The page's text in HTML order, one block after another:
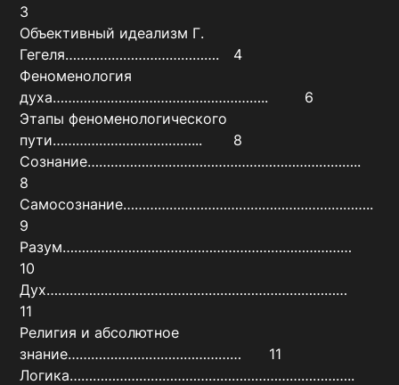
3
Объективный идеализм Г.
Гегеля………………………………….	4
Феноменология
духа………………………………………………..	6
Этапы феноменологического
пути………………………………...	8
Сознание……………………………………………………………..
8
Самосознание………………………………………………………..
9
Разум…………………………………………………………………
10
Дух……………………………………………………………………
11
Религия и абсолютное
знание………………………………………	11
Логика………………………………………………………………..